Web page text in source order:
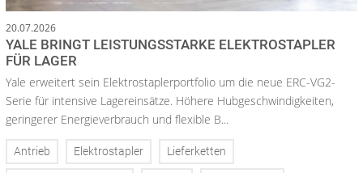
20.07.2026
YALE BRINGT LEISTUNGSSTARKE ELEKTROSTAPLER
FÜR LAGER
Yale erweitert sein Elektrostaplerportfolio um die neue ERC-VG2-
Serie für intensive Lagereinsätze. Höhere Hubgeschwindigkeiten,
geringerer Energieverbrauch und flexible B...
Antrieb Elektrostapler Lieferketten